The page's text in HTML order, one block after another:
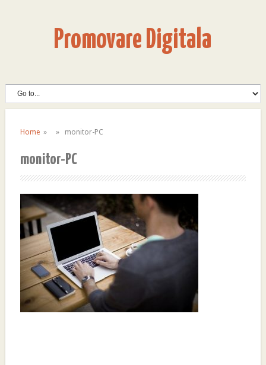
Promovare Digitala
Home» » monitor-PC
monitor-PC